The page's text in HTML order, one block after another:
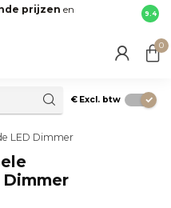
prijzen en
direct
9.4
0
€ Excl. btw
LED Dimmer